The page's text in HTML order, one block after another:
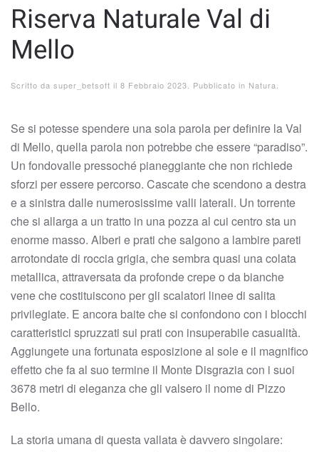
Riserva Naturale Val di
Mello
Scritto da super_betsoft il 8 Febbraio 2023. Pubblicato in Natura.
Se si potesse spendere una sola parola per definire la Val
di Mello, quella parola non potrebbe che essere “paradiso”.
Un fondovalle pressoché pianeggiante che non richiede
sforzi per essere percorso. Cascate che scendono a destra
e a sinistra dalle numerosissime valli laterali. Un torrente
che si allarga a un tratto in una pozza al cui centro sta un
enorme masso. Alberi e prati che salgono a lambire pareti
arrotondate di roccia grigia, che sembra quasi una colata
metallica, attraversata da profonde crepe o da bianche
vene che costituiscono per gli scalatori linee di salita
privilegiate. E ancora baite che si confondono con i blocchi
caratteristici spruzzati sui prati con insuperabile casualità.
Aggiungete una fortunata esposizione al sole e il magnifico
effetto che fa al suo termine il Monte Disgrazia con i suoi
3678 metri di eleganza che gli valsero il nome di Pizzo
Bello.
La storia umana di questa vallata è davvero singolare: